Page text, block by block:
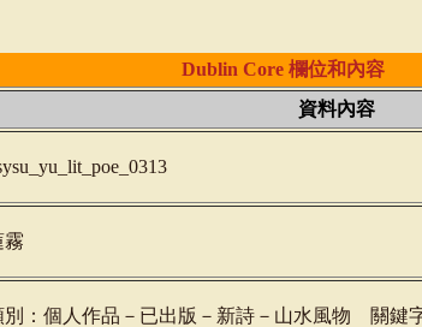
Dublin Core欄位和內容
資料內容
霧
別：個人作品－已出版－新詩－山水風物 關鍵